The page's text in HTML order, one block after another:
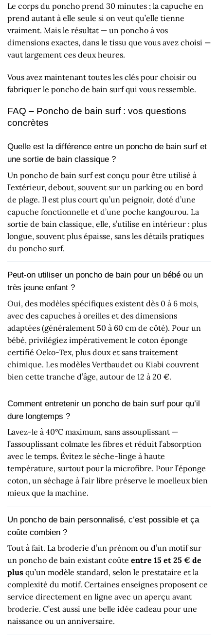
Le corps du poncho prend 30 minutes ; la capuche en
prend autant à elle seule si on veut qu’elle tienne
vraiment. Mais le résultat — un poncho à vos
dimensions exactes, dans le tissu que vous avez choisi —
vaut largement ces deux heures.
Vous avez maintenant toutes les clés pour choisir ou
fabriquer le poncho de bain surf qui vous ressemble.
FAQ – Poncho de bain surf : vos questions
concrètes
Quelle est la différence entre un poncho de bain surf et
une sortie de bain classique ?
Un poncho de bain surf est conçu pour être utilisé à
l’extérieur, debout, souvent sur un parking ou en bord
de plage. Il est plus court qu’un peignoir, doté d’une
capuche fonctionnelle et d’une poche kangourou. La
sortie de bain classique, elle, s’utilise en intérieur : plus
longue, souvent plus épaisse, sans les détails pratiques
du poncho surf.
Peut-on utiliser un poncho de bain pour un bébé ou un
très jeune enfant ?
Oui, des modèles spécifiques existent dès 0 à 6 mois,
avec des capuches à oreilles et des dimensions
adaptées (généralement 50 à 60 cm de côté). Pour un
bébé, privilégiez impérativement le coton éponge
certifié Oeko-Tex, plus doux et sans traitement
chimique. Les modèles Vertbaudet ou Kiabi couvrent
bien cette tranche d’âge, autour de 12 à 20 €.
Comment entretenir un poncho de bain surf pour qu’il
dure longtemps ?
Lavez-le à 40°C maximum, sans assouplissant —
l’assouplissant colmate les fibres et réduit l’absorption
avec le temps. Évitez le sèche-linge à haute
température, surtout pour la microfibre. Pour l’éponge
coton, un séchage à l’air libre préserve le moelleux bien
mieux que la machine.
Un poncho de bain personnalisé, c’est possible et ça
coûte combien ?
Tout à fait. La broderie d’un prénom ou d’un motif sur
un poncho de bain existant coûte entre 15 et 25 € de
plus qu’un modèle standard, selon le prestataire et la
complexité du motif. Certaines enseignes proposent ce
service directement en ligne avec un aperçu avant
broderie. C’est aussi une belle idée cadeau pour une
naissance ou un anniversaire.